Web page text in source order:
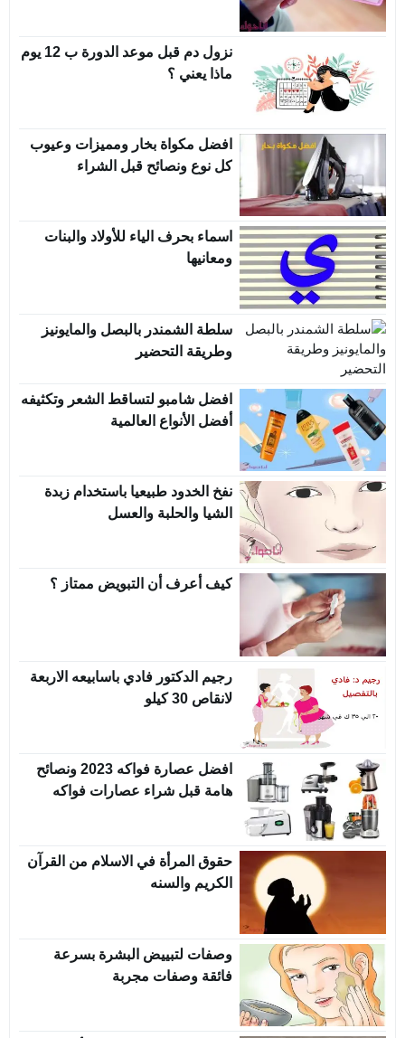
نزول دم قبل موعد الدورة ب 12 يوم
ماذا يعني ؟
افضل مكواة بخار ومميزات وعيوب
كل نوع ونصائح قبل الشراء
اسماء بحرف الياء للأولاد والبنات
ومعانيها
سلطة الشمندر بالبصل والمايونيز
وطريقة التحضير
افضل شامبو لتساقط الشعر وتكثيفه
أفضل الأنواع العالمية
نفخ الخدود طبيعيا باستخدام زبدة
الشيا والحلبة والعسل
كيف أعرف أن التبويض ممتاز ؟
رجيم الدكتور فادي باسابيعه الاربعة
لانقاص 30 كيلو
افضل عصارة فواكه 2023 ونصائح
هامة قبل شراء عصارات فواكه
حقوق المرأة في الاسلام من القرآن
الكريم والسنه
وصفات لتبييض البشرة بسرعة
فائقة وصفات مجربة